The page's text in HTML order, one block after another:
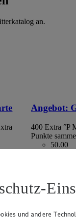
an.
Angebot:
400 Extra °P
Punkte
50.00
und andere